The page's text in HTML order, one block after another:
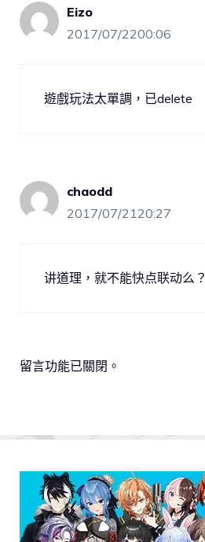
Eizo
2017/07/2200:06
遊戲玩法太單調，已delete
chaodd
2017/07/2120:27
讲道理，就不能快点联动么？
留言功能已關閉。